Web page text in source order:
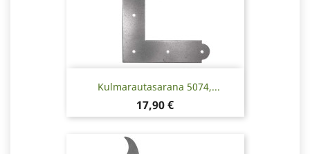
Kulmarautasarana 5074,...
Hinta
17,90 €